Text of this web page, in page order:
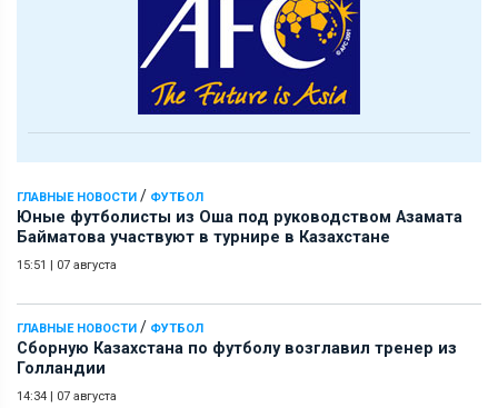
ГЛАВНЫЕ НОВОСТИ / ФУТБОЛ
Юные футболисты из Оша под руководством Азамата
Байматова участвуют в турнире в Казахстане
15:51 | 07 августа
ГЛАВНЫЕ НОВОСТИ / ФУТБОЛ
Сборную Казахстана по футболу возглавил тренер из
Голландии
14:34 | 07 августа